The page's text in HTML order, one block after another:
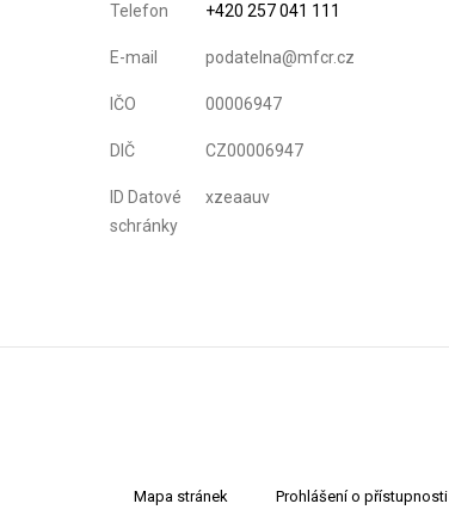
Telefon +420 257 041 111
E-mail podatelna@mfcr.cz
IČO 00006947
DIČ CZ00006947
ID Datové
schránky
xzeaauv
Mapa stránek Prohlášení o přístupnosti